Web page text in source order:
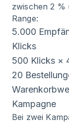
zwischen 2 %
Range:
5.000
Klicks
500 Klicks ×
20
Kampagne
Bei zwei